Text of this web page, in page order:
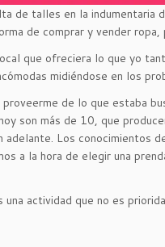
de talles en la indumentaria
de comprar y vender
que ofreciera lo que yo
midiéndose en los
de lo que estaba
son más de 10, que
Los conocimientos
a la hora de elegir una
actividad que no es